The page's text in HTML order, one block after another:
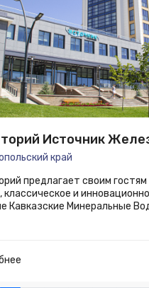
Источник
край
предлагает своим
и
Кавказские Минеральные
оборудование: